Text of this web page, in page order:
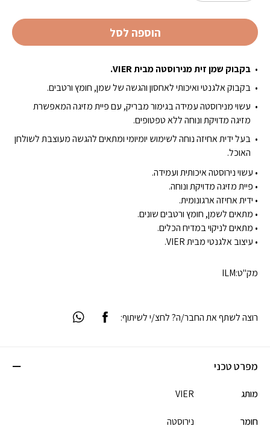
בקבוק שמן זית מנירוסטה מבית VIER.
בקבוק אלגנטי ואיכותי לאחסון והגשה של שמן, חומץ ורטבים.
עשוי מנירוסטה עמידה בגימור מבריק, עם פיית מזיגה המאפשרת
מזיגה מדויקת ונוחה ללא טפטופים.
בעל ידית אחיזה נוחה לשימוש יומיומי ומתאים להגשה מעוצבת לשולחן
האוכל.
• עשוי נירוסטה איכותית ועמידה.
• פיית מזיגה מדויקת ונוחה.
• ידית אחיזה ארגונומית.
• מתאים לשמן, חומץ ורטבים שונים.
• מתאים לניקוי במדיח הכלים.
• עיצוב אלגנטי מבית VIER.
מק"ט:ILM
הוספה לסל
מפרט טכני
מותג VIER
חומר נירוסטה
רוצה לשתף את החבר/ה? לחצ/י לשיתוף: